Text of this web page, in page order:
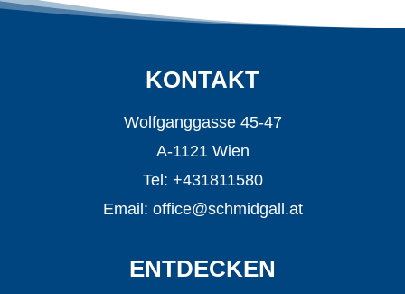
KONTAKT
Wolfganggasse 45-47
A-1121 Wien
Tel: +431811580
Email: office@schmidgall.at
ENTDECKEN